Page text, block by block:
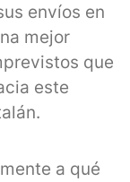
envíos en
mejor
que
este
a qué